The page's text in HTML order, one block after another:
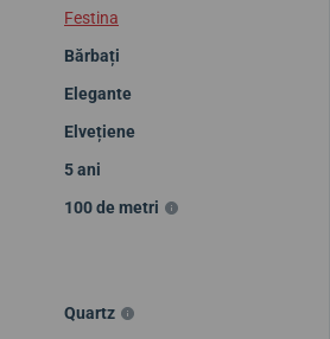
Festina
Bărbați
Elegante
Elvețiene
5 ani
100 de metri
Quartz